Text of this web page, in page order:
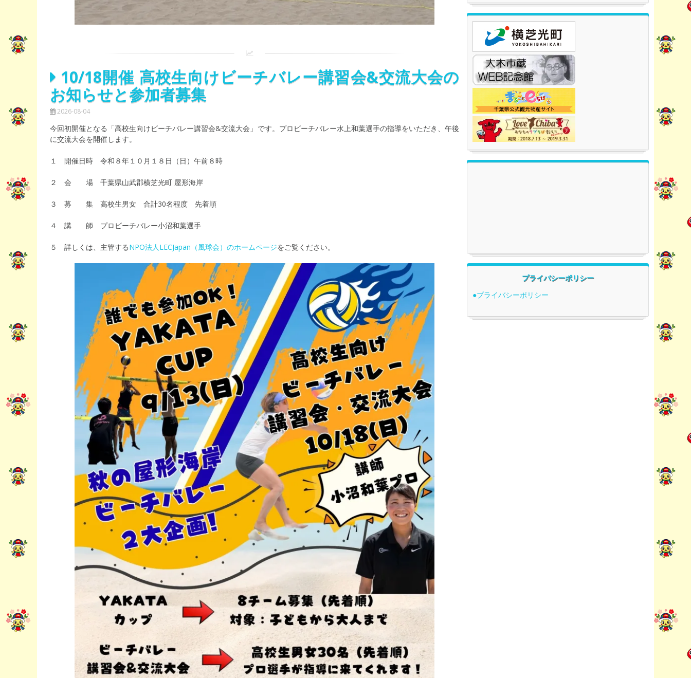
10/18開催 高校生向けビーチバレー講習会&交流大会の
お知らせと参加者募集
2026-08-04
今回初開催となる「高校生向けビーチバレー講習会&交流大会」です。プロビーチバレー水上和葉選手の指導をいただき、午後
に交流大会を開催します。
１ 開催日時 令和８年１０月１８日（日）午前８時
２ 会 場 千葉県山武郡横芝光町 屋形海岸
３ 募 集 高校生男女 合計30名程度 先着順
４ 講 師 プロビーチバレー小沼和葉選手
５ 詳しくは、主管するNPO法人LECJapan（風球会）のホームページをご覧ください。
プライバシーポリシー
●プライバシーポリシー